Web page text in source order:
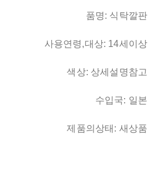
품명: 식탁깔판
사용연령,대상: 14세이상
색상: 상세설명참고
수입국: 일본
제품의상태: 새상품